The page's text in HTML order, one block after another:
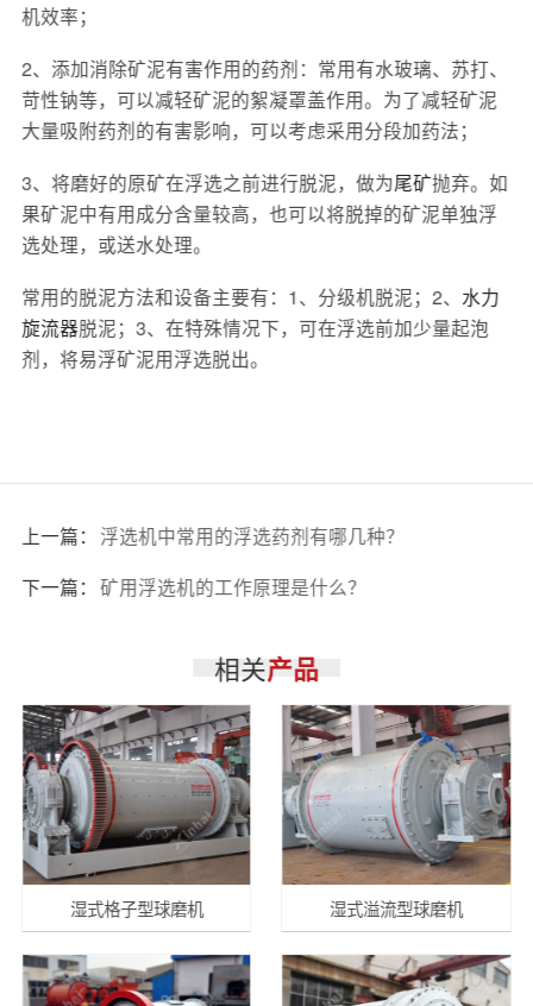
机效率；
2、添加消除矿泥有害作用的药剂：常用有水玻璃、苏打、
苛性钠等，可以减轻矿泥的絮凝罩盖作用。为了减轻矿泥
大量吸附药剂的有害影响，可以考虑采用分段加药法；
3、将磨好的原矿在浮选之前进行脱泥，做为尾矿抛弃。如
果矿泥中有用成分含量较高，也可以将脱掉的矿泥单独浮
选处理，或送水处理。
常用的脱泥方法和设备主要有：1、分级机脱泥；2、 水力
旋流器脱泥；3、在特殊情况下，可在浮选前加少量起泡
剂，将易浮矿泥用浮选脱出。
上一篇： 浮选机中常用的浮选药剂有哪几种？
下一篇： 矿用浮选机的工作原理是什么？
相关产品
湿式格子型球磨机 湿式溢流型球磨机